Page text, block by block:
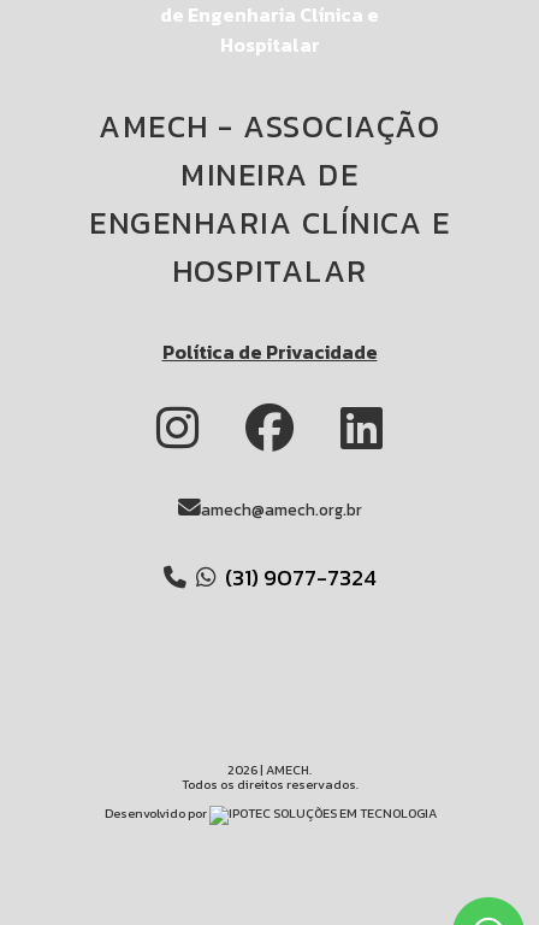
AMECH - ASSOCIAÇÃO
MINEIRA DE
ENGENHARIA CLÍNICA E
HOSPITALAR
Política de Privacidade
amech@amech.org.br
(31) 9077-7324
2026 | AMECH.
Todos os direitos reservados.
Desenvolvido por